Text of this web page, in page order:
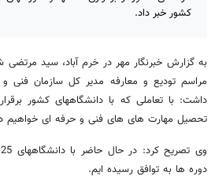
کشور خبر داد.
به گزارش خبرنگار مهر در خرم آباد، سید
مراسم تودیع و معارفه مدیر کل سازمان فنی و
داشت: با تعاملی که با دانشگاههای کشور
تحصیل مهارت های های فنی و حرفه ای خواهیم
دوره ها به توافق رسیده ایم.